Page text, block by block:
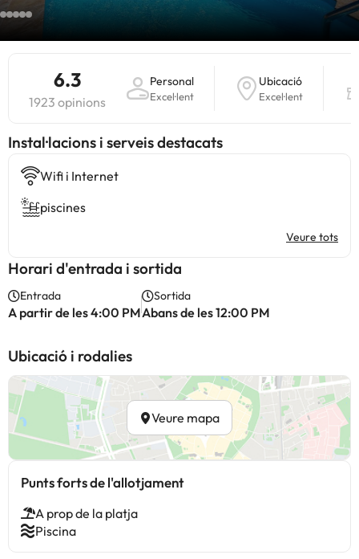
6.3
1923 opinions
Personal
Excel·lent
Ubicació
Excel·lent
Instal·lacions i serveis destacats
Wifi i Internet
piscines
Veure tots
Horari d'entrada i sortida
Entrada
A partir de les 4:00 PM
Sortida
Abans de les 12:00 PM
Ubicació i rodalies
Veure mapa
Punts forts de l'allotjament
A prop de la platja
Piscina